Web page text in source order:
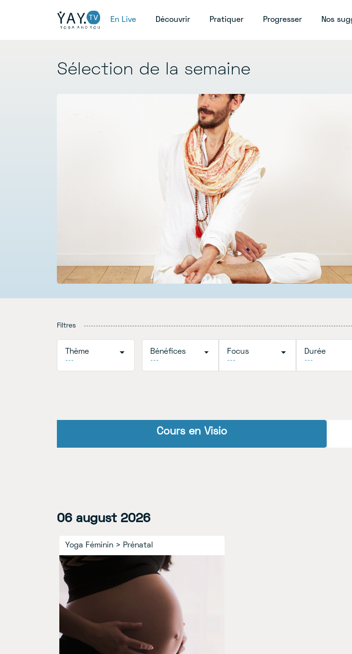
En Live(current)Découvrir(current)Pratiquer(current)Progresser(current)
Nos
Sélection de la semaine
Filtres
Thème
---
Bénéfices
---
Focus
---
Durée
---
Cours en Visio
31 july 2026
Replay
06 august 2026
Yoga Féminin > Prénatal